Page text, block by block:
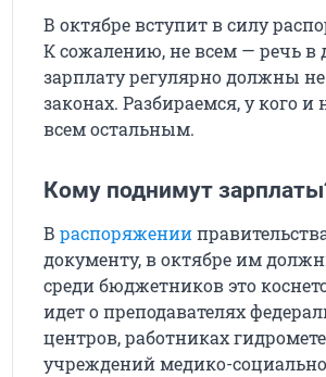
В октябре вступит в силу
К сожалению, не всем — речь
зарплату регулярно должны
законах. Разбираемся, у кого
всем остальным.
Кому поднимут
В распоряжении
документу, в октябре им
среди бюджетников это
идет о преподавателях
центров, работниках
учреждений медико-